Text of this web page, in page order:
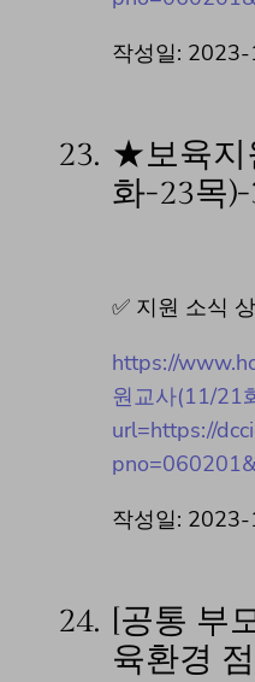
작성일:
23. ★보육지
화-23목)-
✅ 지원 소식
https://
원교사(11/21
url=https://
작성일:
24.
[공통 부
육환경